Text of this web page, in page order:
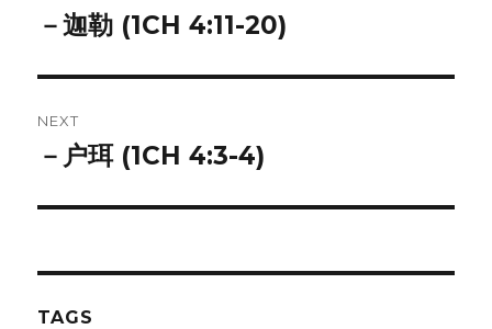
navigation
Previous
－迦勒 (1CH 4:11-20)
NEXT
Next
－户珥 (1CH 4:3-4)
TAGS